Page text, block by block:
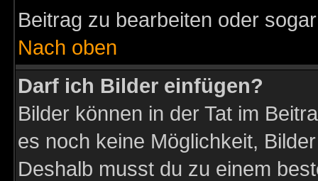
Beitrag zu bearbeiten oder
Nach oben
Darf ich Bilder einfügen?
Bilder können in der Tat im
es noch keine Möglichkeit,
Deshalb musst du zu einem